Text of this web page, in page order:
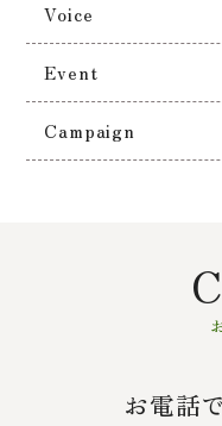
Voice
Event
Campaign
お電話